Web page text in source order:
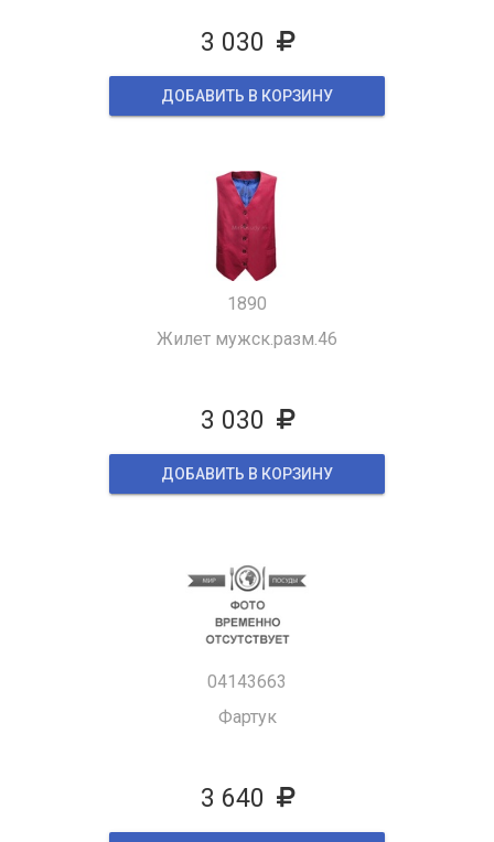
3 030
ДОБАВИТЬ В КОРЗИНУ
1890
Жилет мужск.разм.46
3 030
ДОБАВИТЬ В КОРЗИНУ
04143663
Фартук
3 640